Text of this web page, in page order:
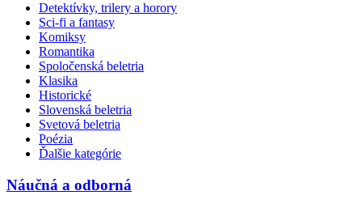
Detektívky, trilery a horory
Sci-fi a fantasy
Komiksy
Romantika
Spoločenská beletria
Klasika
Historické
Slovenská beletria
Svetová beletria
Poézia
Ďalšie kategórie
Náučná a odborná